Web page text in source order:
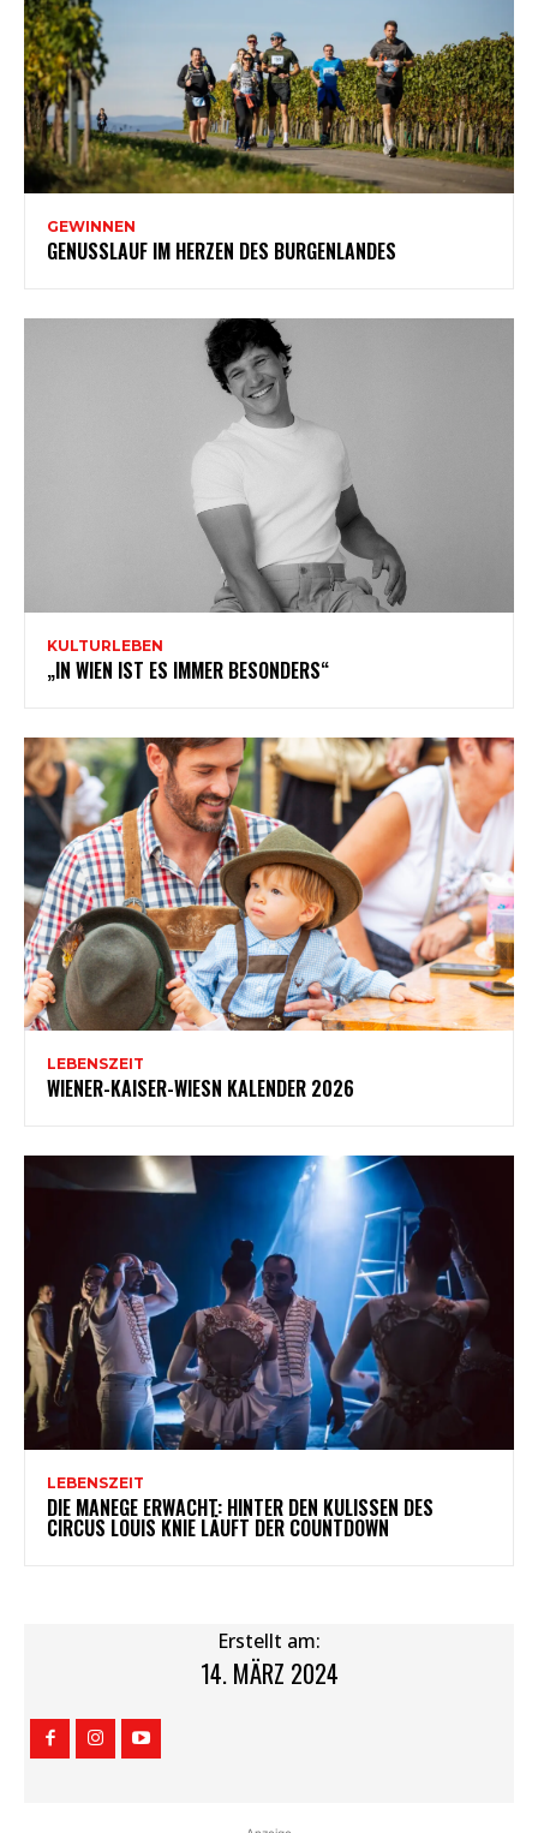
GEWINNEN
GENUSSLAUF IM HERZEN DES BURGENLANDES
KULTURLEBEN
„IN WIEN IST ES IMMER BESONDERS“
LEBENSZEIT
WIENER-KAISER-WIESN KALENDER 2026
LEBENSZEIT
DIE MANEGE ERWACHT: HINTER DEN KULISSEN DES
CIRCUS LOUIS KNIE LÄUFT DER COUNTDOWN
Erstellt am:
14. MÄRZ 2024